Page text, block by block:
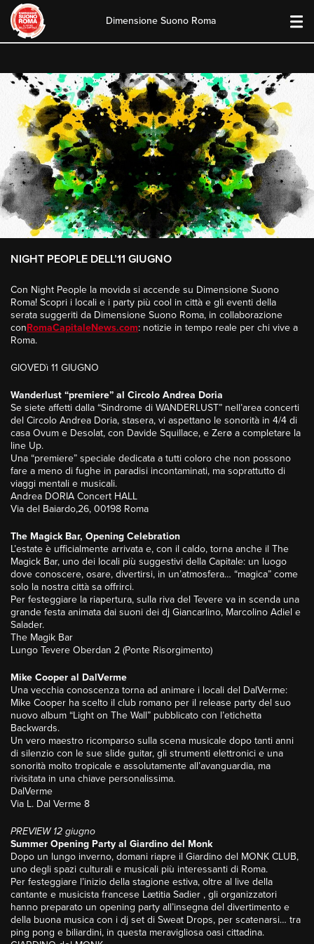
content
Dimensione Suono Roma
NIGHT PEOPLE DELL’11 GIUGNO
Con Night People la movida si accende su Dimensione Suono
Roma! Scopri i locali e i party più cool in città e gli eventi della
serata suggeriti da Dimensione Suono Roma, in collaborazione
conRomaCapitaleNews.com: notizie in tempo reale per chi vive a
Roma.
GIOVEDì 11 GIUGNO
Wanderlust “premiere” al Circolo Andrea Doria
Se siete affetti dalla “Sindrome di WANDERLUST” nell’area concerti
del Circolo Andrea Doria, stasera, vi aspettano le sonorità in 4/4 di
casa Ovum e Desolat, con Davide Squillace, e Zerø a completare la
line Up.
Una “premiere” speciale dedicata a tutti coloro che non possono
fare a meno di fughe in paradisi incontaminati, ma soprattutto di
viaggi mentali e musicali.
Andrea DORIA Concert HALL
Via del Baiardo,26, 00198 Roma
The Magick Bar, Opening Celebration
L’estate è ufficialmente arrivata e, con il caldo, torna anche il The
Magick Bar, uno dei locali più suggestivi della Capitale: un luogo
dove conoscere, osare, divertirsi, in un’atmosfera… “magica” come
solo la nostra città sa offrirci.
Per festeggiare la riapertura, sulla riva del Tevere va in scenda una
grande festa animata dai suoni dei dj Giancarlino, Marcolino Adiel e
Salader.
The Magik Bar
Lungo Tevere Oberdan 2 (Ponte Risorgimento)
Mike Cooper al DalVerme
Una vecchia conoscenza torna ad animare i locali del DalVerme:
Mike Cooper ha scelto il club romano per il release party del suo
nuovo album “Light on The Wall” pubblicato con l’etichetta
Backwards.
Un vero maestro ricomparso sulla scena musicale dopo tanti anni
di silenzio con le sue slide guitar, gli strumenti elettronici e una
sonorità molto tropicale e assolutamente all’avanguardia, ma
rivisitata in una chiave personalissima.
DalVerme
Via L. Dal Verme 8
PREVIEW 12 giugno
Summer Opening Party al Giardino del Monk
Dopo un lungo inverno, domani riapre il Giardino del MONK CLUB,
uno degli spazi culturali e musicali più interessanti di Roma.
Per festeggiare l’inizio della stagione estiva, oltre al live della
cantante e musicista francese Lætitia Sadier , gli organizzatori
hanno preparato un opening party all’insegna del divertimento e
della buona musica con i dj set di Sweat Drops, per scatenarsi… tra
ping pong e biliardini, in questa meravigliosa oasi cittadina.